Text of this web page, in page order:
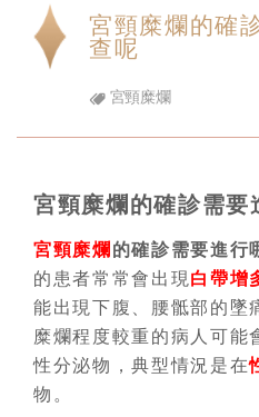
宮頸糜爛的確
查呢
宮頸糜爛
宮頸糜爛的確診需要
宮頸糜爛 的確診需要進行
的患者常常會出現 白帶增
能出現下腹、腰骶部的墜
糜爛程度較重的病人可能
性分泌物，典型情況是在
物。